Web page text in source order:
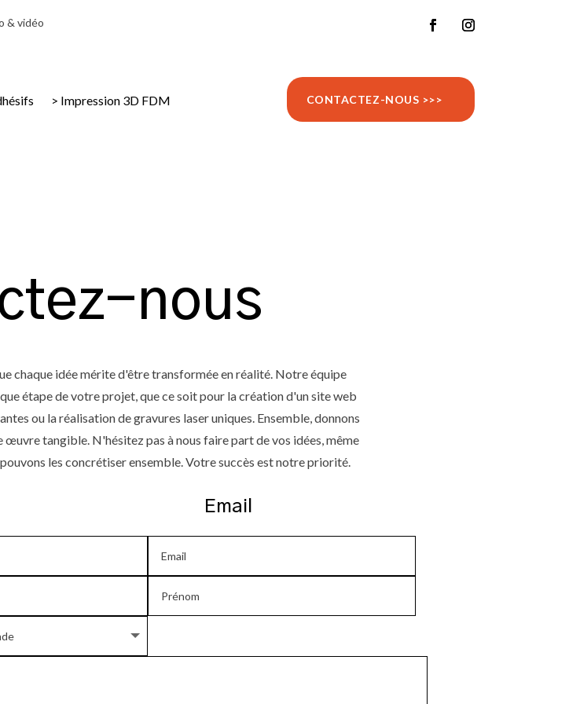
& vidéo
> Impression 3D FDM CONTACTEZ-NOUS >>>
nous
chaque idée mérite d'être transformée en réalité. Notre équipe
étape de votre projet, que ce soit pour la création d'un site web
ou la réalisation de gravures laser uniques. Ensemble, donnons
tangible. N'hésitez pas à nous faire part de vos idées, même
les concrétiser ensemble. Votre succès est notre priorité.
Email